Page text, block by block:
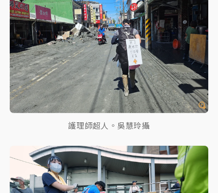
護理師超人。吳慧玲攝